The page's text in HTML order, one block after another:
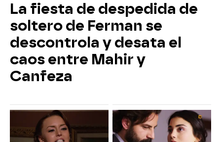
La fiesta de despedida de
soltero de Ferman se
descontrola y desata el
caos entre Mahir y
Canfeza